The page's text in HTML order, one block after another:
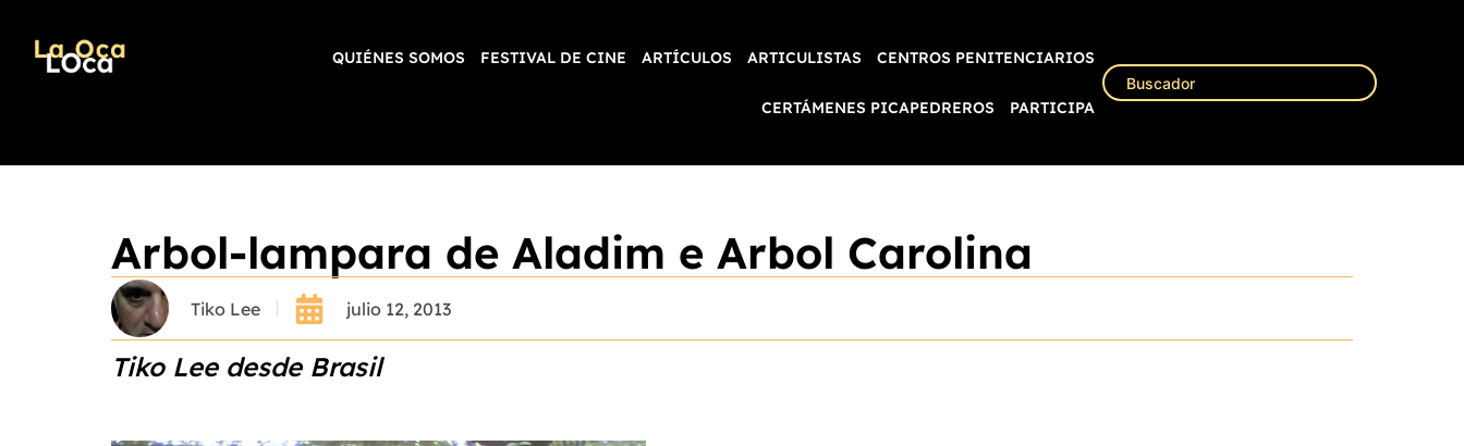
QUIÉNES SOMOS FESTIVAL DE CINE ARTÍCULOS ARTICULISTAS CENTROS PENITENCIARIOS
CERTÁMENES PICAPEDREROS PARTICIPA
Arbol-lampara de Aladim e Arbol Carolina
Tiko Lee julio 12, 2013
Tiko Lee desde Brasil